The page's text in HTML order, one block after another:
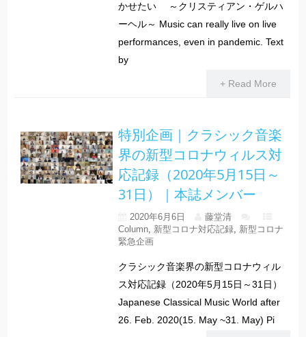
かせたい ～クリスティアン・ゲルハ
ーヘル～ Music can really live on live
performances, even in pandemic. Text
by
+ Read More
特別企画｜クラシック音楽
界の新型コロナウィルス対
応記録（2020年5月15日～
31日）｜本誌メンバー
2020年6月6日
藤堂清
Column, 新型コロナ対応記録, 新型コロナ
緊急企画
クラシック音楽界の新型コロナウィル
ス対応記録（2020年5月15日～31日）
Japanese Classical Music World after
26. Feb. 2020(15. May ~31. May) Pi